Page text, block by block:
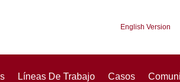
English Version
Líneas De Trabajo Casos